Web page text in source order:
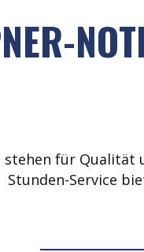
für Qualität
Stunden-Service